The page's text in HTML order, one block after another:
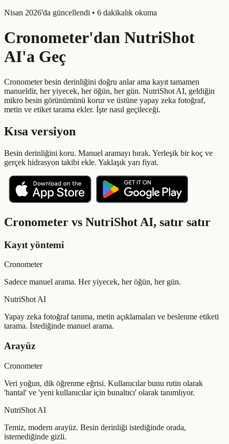
Nisan 2026'da güncellendi • 6 dakikalık okuma
Cronometer'dan NutriShot
AI'a Geç
Cronometer besin derinliğini doğru anlar ama kayıt tamamen
manueldir, her yiyecek, her öğün, her gün. NutriShot AI, geldiğin
mikro besin görünümünü korur ve üstüne yapay zeka fotoğraf,
metin ve etiket tarama ekler. İşte nasıl geçileceği.
Kısa versiyon
Besin derinliğini koru. Manuel aramayı bırak. Yerleşik bir koç ve
gerçek hidrasyon takibi ekle. Yaklaşık yarı fiyat.
Cronometer vs NutriShot AI, satır satır
Kayıt yöntemi
Cronometer
Sadece manuel arama. Her yiyecek, her öğün, her gün.
NutriShot AI
Yapay zeka fotoğraf tanıma, metin açıklamaları ve beslenme etiketi
tarama. İstediğinde manuel arama.
Arayüz
Cronometer
Veri yoğun, dik öğrenme eğrisi. Kullanıcılar bunu rutin olarak
'hantal' ve 'yeni kullanıcılar için bunaltıcı' olarak tanımlıyor.
NutriShot AI
Temiz, modern arayüz. Besin derinliği istediğinde orada,
istemediğinde gizli.